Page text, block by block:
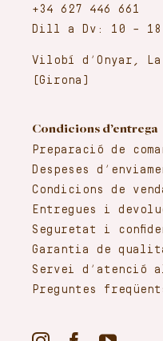
+34 627 446 661
Dill a Dv: 10 –
Vilobí d’Onyar, La
(Girona)
Condicions d’entrega
Preparació de
Despeses
Condicions de
Entregues i
Seguretat i
Garantia de
Servei d’atenció
Preguntes